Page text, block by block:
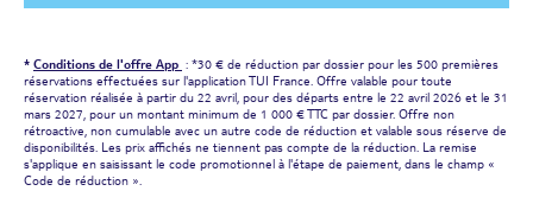
* Conditions de l'offre App : *30 € de réduction par dossier pour les 500 premières
réservations effectuées sur l'application TUI France. Offre valable pour toute
réservation réalisée à partir du 22 avril, pour des départs entre le 22 avril 2026 et le 31
mars 2027, pour un montant minimum de 1 000 € TTC par dossier. Offre non
rétroactive, non cumulable avec un autre code de réduction et valable sous réserve de
disponibilités. Les prix affichés ne tiennent pas compte de la réduction. La remise
s'applique en saisissant le code promotionnel à l'étape de paiement, dans le champ «
Code de réduction ».